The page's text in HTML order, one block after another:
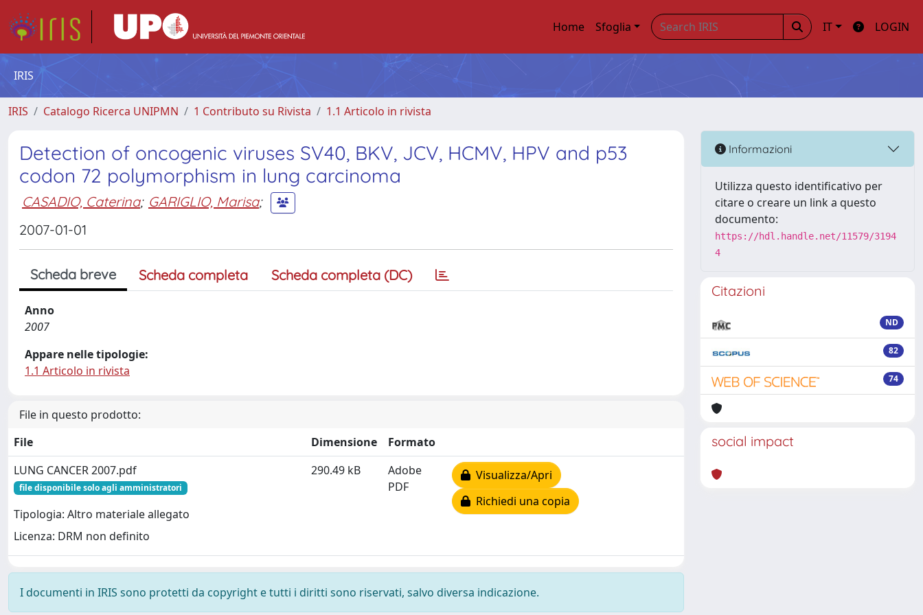
Home Sfoglia IT LOGIN
IRIS
IRIS Catalogo Ricerca UNIPMN 1 Contributo su Rivista 1.1 Articolo in rivista
Detection of oncogenic viruses SV40, BKV, JCV, HCMV, HPV and p53
codon 72 polymorphism in lung carcinoma
CASADIO, Caterina; GARIGLIO, Marisa;
2007-01-01
Scheda breve Scheda completa Scheda completa (DC)
Anno
2007
Appare nelle tipologie:
1.1 Articolo in rivista
File in questo prodotto:
File
Dimensione
Formato
LUNG CANCER 2007.pdf
file disponibile solo agli amministratori
Tipologia: Altro materiale allegato
Licenza: DRM non definito
290.49 kB
Adobe
PDF
Visualizza/Apri
Richiedi una copia
I documenti in IRIS sono protetti da copyright e tutti i diritti sono riservati, salvo diversa indicazione.
Informazioni
Utilizza questo identificativo per
citare o creare un link a questo
documento:
https://hdl.handle.net/11579/3194
4
Citazioni
ND
82
74
social impact